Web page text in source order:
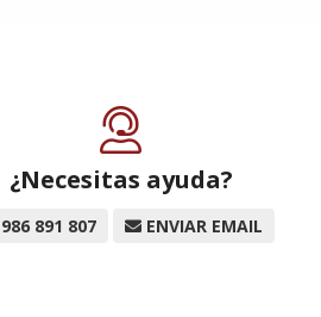
¿Necesitas ayuda?
986 891 807 ENVIAR EMAIL